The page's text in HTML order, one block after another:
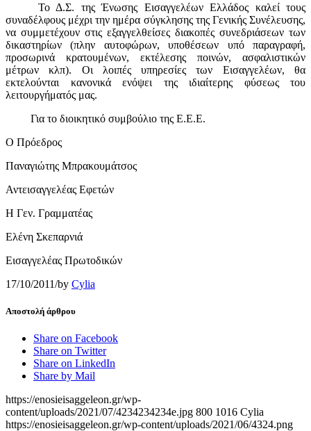
Το Δ.Σ. της Ένωσης Εισαγγελέων Ελλάδος καλεί τους
συναδέλφους μέχρι την ημέρα σύγκλησης της Γενικής Συνέλευσης,
να συμμετέχουν στις εξαγγελθείσες διακοπές συνεδριάσεων των
δικαστηρίων (πλην αυτοφώρων, υποθέσεων υπό παραγραφή,
προσωρινά κρατουμένων, εκτέλεσης ποινών, ασφαλιστικών
μέτρων κλπ). Οι λοιπές υπηρεσίες των Εισαγγελέων, θα
εκτελούνται κανονικά ενόψει της ιδιαίτερης φύσεως του
λειτουργήματός μας.
Για το διοικητικό συμβούλιο της Ε.Ε.Ε.
Ο Πρόεδρος
Παναγιώτης Μπρακουμάτσος
Αντεισαγγελέας Εφετών
Η Γεν. Γραμματέας
Ελένη Σκεπαρνιά
Εισαγγελέας Πρωτοδικών
17/10/2011/by Cylia
Αποστολή άρθρου
Share on Facebook
Share on Twitter
Share on LinkedIn
Share by Mail
https://enosieisaggeleon.gr/wp-
content/uploads/2021/07/4234234234e.jpg 800 1016 Cylia
https://enosieisaggeleon.gr/wp-content/uploads/2021/06/4324.png